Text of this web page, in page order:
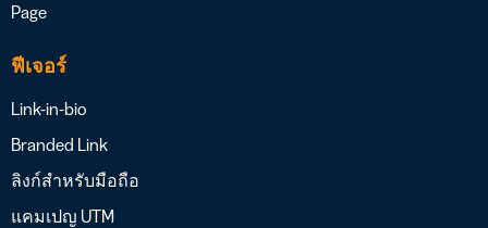
Page
ฟีเจอร์
Link-in-bio
Branded Link
ลิงก์สำหรับมือถือ
แคมเปญ UTM